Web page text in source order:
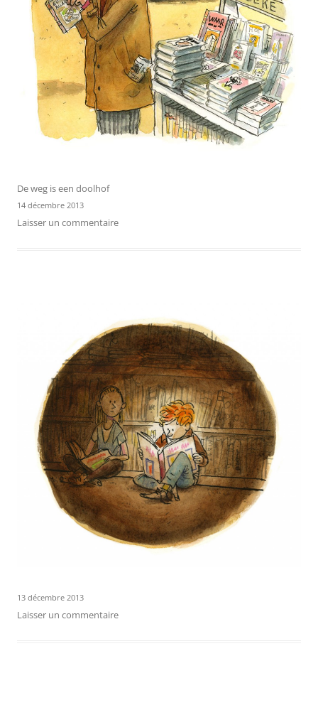
De weg is een doolhof
14 décembre 2013
Laisser un commentaire
13 décembre 2013
Laisser un commentaire